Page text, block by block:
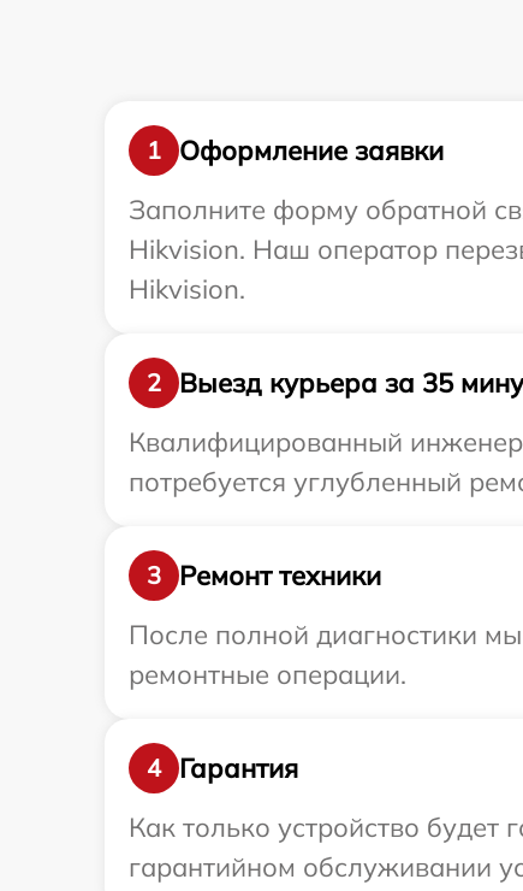
1
Оформление заявки
Заполните форму обратной
Hikvision. Наш оператор
Hikvision.
2
Выезд курьера за 35
Квалифицированный инженер
потребуется углубленный
3
Ремонт техники
После полной диагностики
ремонтные операции.
4
Гарантия
Как только устройство
гарантийном обслуживании